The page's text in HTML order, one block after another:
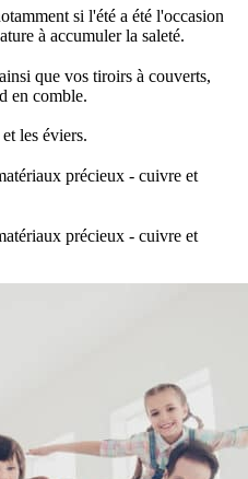
si l'été a été l'occasion
à accumuler la saleté.
que vos tiroirs à couverts,
en comble.
les éviers.
précieux - cuivre et
précieux - cuivre et